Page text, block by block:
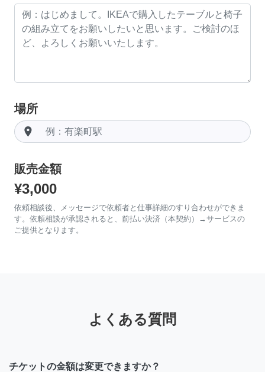
場所
room
販売金額
¥3,000
依頼相談後、メッセージで依頼者と仕事詳細のすり合わせができま
す。依頼相談が承認されると、前払い決済（本契約）→サービスの
ご提供となります。
よくある質問
チケットの金額は変更できますか？